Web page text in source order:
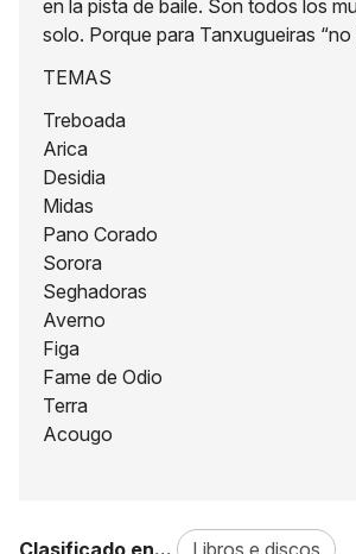
en la pista de baile. Son todos los
solo. Porque para Tanxugueiras “no
TEMAS
Treboada
Arica
Desidia
Midas
Pano Corado
Sorora
Seghadoras
Averno
Figa
Fame de Odio
Terra
Acougo
Clasificado en... Libros e discos